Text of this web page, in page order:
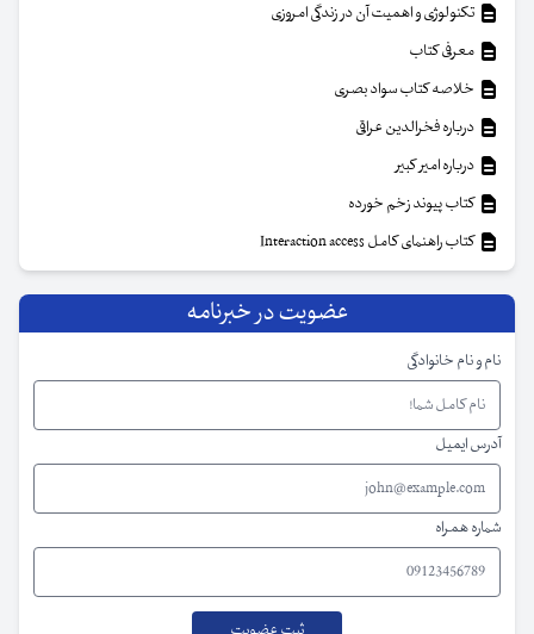
تکنولوژی و اهمیت آن در زندگی امروزی
معرفی کتاب
خلاصه کتاب سواد بصری
درباره فخرالدین عراقی
درباره امیر کبیر
کتاب پیوند زخم خورده
کتاب راهنمای کامل Interaction access
عضویت در خبرنامه
نام و نام خانوادگی
آدرس ایمیل
شماره همراه